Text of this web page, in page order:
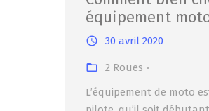
équipement
30 avril 2020
2 Roues
L’équipement de moto